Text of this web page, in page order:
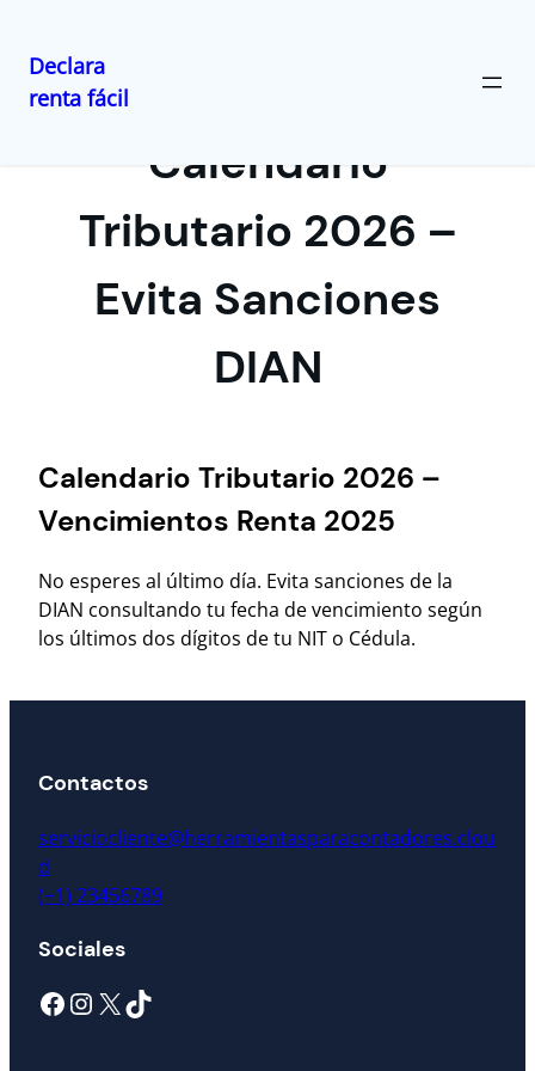
Saltar
Declara
renta fácil
Calendario
Tributario 2026 –
Evita Sanciones
DIAN
Calendario Tributario 2026 –
Vencimientos Renta 2025
No esperes al último día. Evita sanciones de la
DIAN consultando tu fecha de vencimiento según
los últimos dos dígitos de tu NIT o Cédula.
Contactos
serviciocliente@herramientasparacontadores.clou
d
(+1) 23456789
Sociales
Facebook InstagramX TikTok